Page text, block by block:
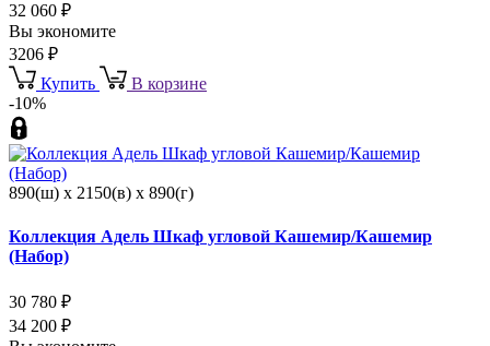
32 060 ₽
Вы экономите
3206 ₽
Купить
В корзине
-10%
890(ш) x 2150(в) x 890(г)
Коллекция Адель Шкаф угловой Кашемир/Кашемир
(Набор)
30 780 ₽
34 200 ₽